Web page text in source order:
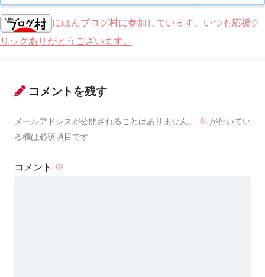
にほんブログ村に参加しています。いつも応援ク
リックありがとうございます。
コメントを残す
メールアドレスが公開されることはありません。 ※ が付いてい
る欄は必須項目です
コメント ※